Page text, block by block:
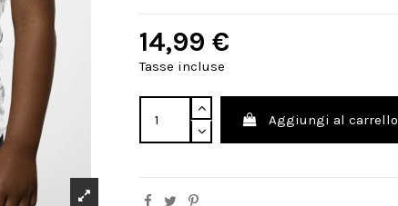
14,99 €
Tasse incluse
Aggiungi al carrello